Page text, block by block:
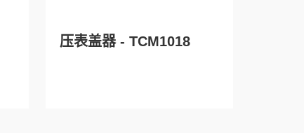
压表盖器 - TCM1018